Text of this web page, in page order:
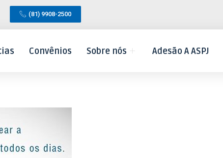
(81) 9908-2500
Convênios Sobre nós Adesão A ASPJ